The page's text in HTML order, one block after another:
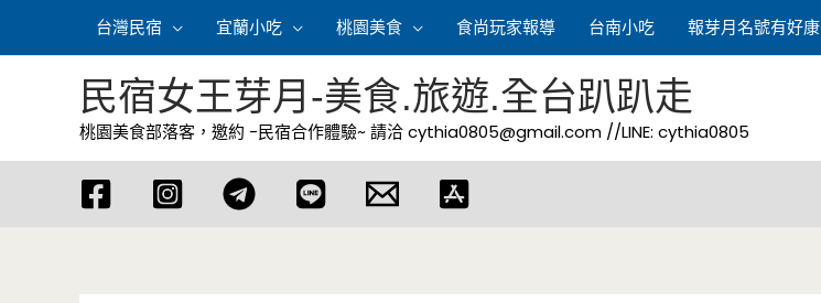
容
台灣民宿 宜蘭小吃 桃園美食 食尚玩家報導 台南小吃 報芽月名號有好康
民宿女王芽月-美食.旅遊.全台趴趴走
桃園美食部落客，邀約 -民宿合作體驗~ 請洽cythia0805@gmail.com //LINE: cythia0805